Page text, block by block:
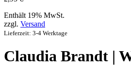
Enthält 19% MwSt.
zzgl. Versand
Lieferzeit: 3-4 Werktage
Claudia Brandt |